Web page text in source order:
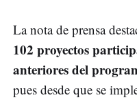
La nota de prensa
102 proyectos
anteriores del
pues desde que se